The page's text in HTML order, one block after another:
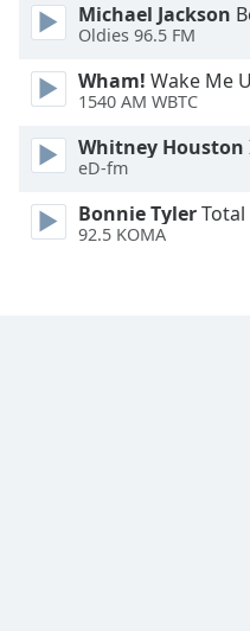
Family
Reset
Close
Modal
Dialog
Michael Jackson
Oldies 96.5 FM
Wham! Wake Me
1540 AM WBTC
Whitney Houston
eD-fm
Bonnie Tyler
92.5 KOMA